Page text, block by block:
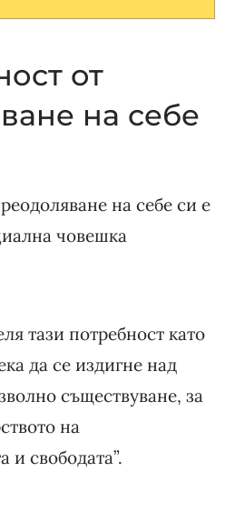
от
на себе
на себе си е
човешка
тази потребност като
да се издигне над
съществуване, за
на
и свободата”.